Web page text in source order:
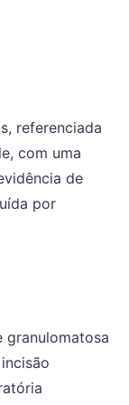
referenciada
com uma
de
por
granulomatosa